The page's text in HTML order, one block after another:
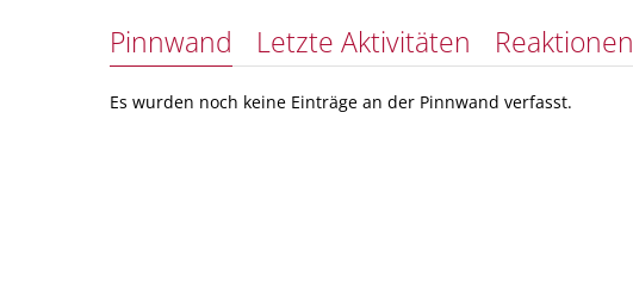
Pinnwand Letzte Aktivitäten Reaktionen
Es wurden noch keine Einträge an der Pinnwand verfasst.